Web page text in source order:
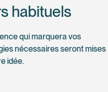
habituels
qui marquera vos
nécessaires seront mises
idée.